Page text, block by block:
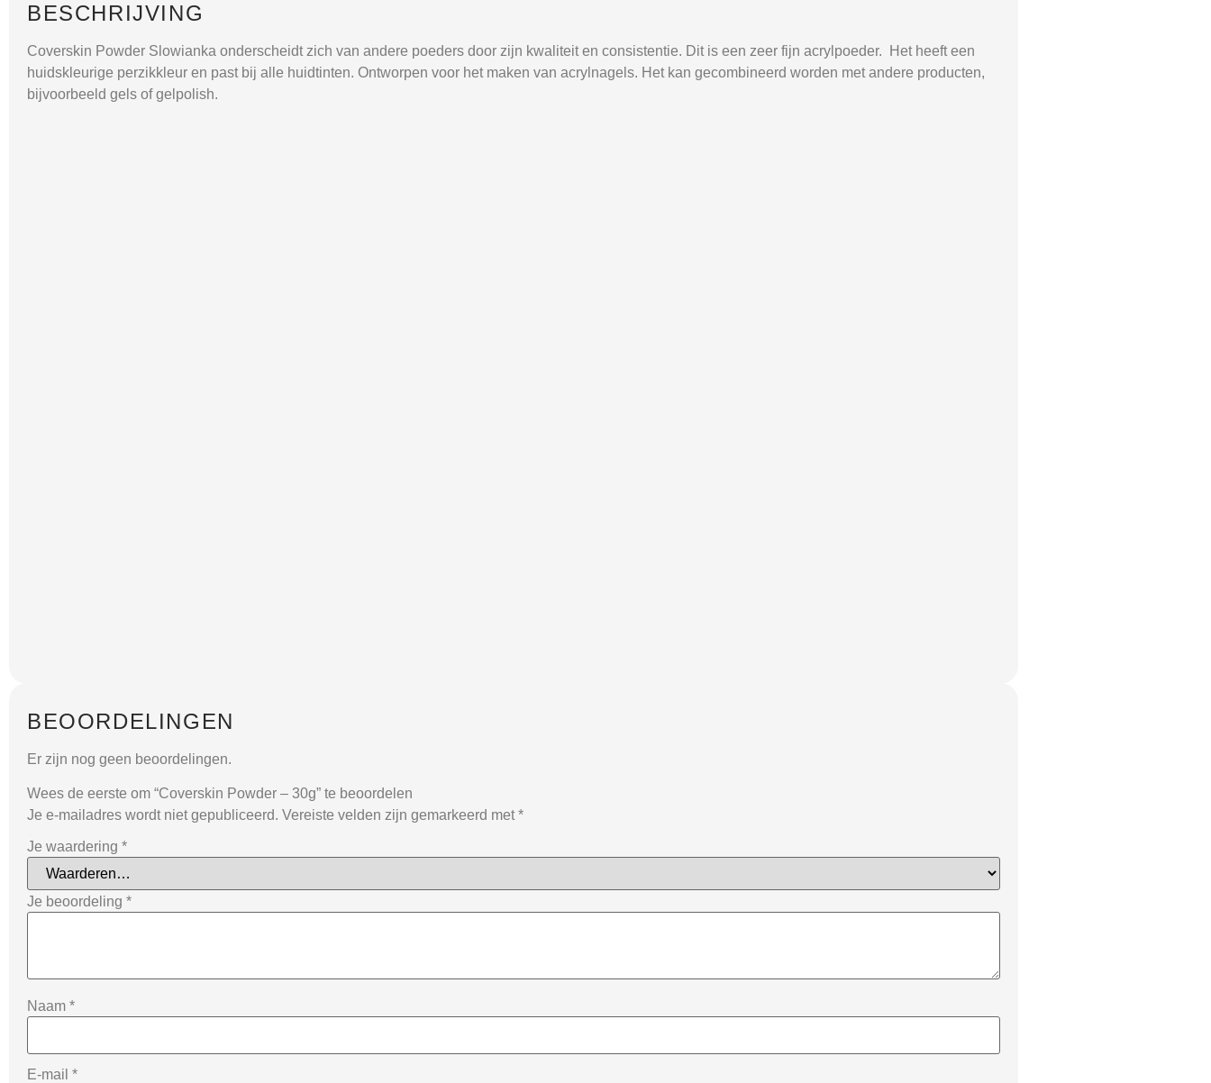
BESCHRIJVING
Coverskin Powder Slowianka onderscheidt zich van andere poeders door zijn kwaliteit en consistentie. Dit is een zeer fijn acrylpoeder.
Het heeft een
huidskleurige perzikkleur en past bij alle huidtinten. Ontworpen voor het maken van acrylnagels. Het kan gecombineerd worden met andere producten,
bijvoorbeeld gels of gelpolish.
BEOORDELINGEN
Er zijn nog geen beoordelingen.
Wees de eerste om “Coverskin Powder – 30g” te beoordelen
Je e-mailadres wordt niet gepubliceerd. Vereiste velden zijn gemarkeerd met *
Je waardering *
Je beoordeling *
Naam *
E-mail *